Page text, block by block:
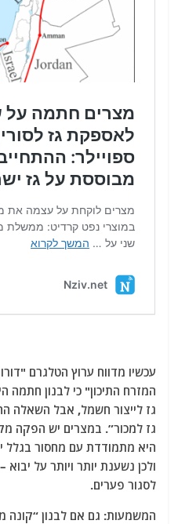
עכשיו מדווח ערוץ הטלגרם
המזרח התיכון" כי לבנון חתמה
גז לייצור חשמל, אבל השאלה
גז למכור”. במצרים יש הפקה
היא מתמודדת עם מחסור בגלל
ולכן נשענת יותר ויותר על
לסגור פערים.
המשמעות: גם אם לבנון “קונה